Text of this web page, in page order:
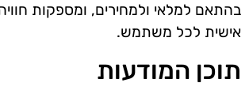
בהתאם למלאי ולמחירים, ומספקות
אישית לכל משתמש.
תוכן המודעות